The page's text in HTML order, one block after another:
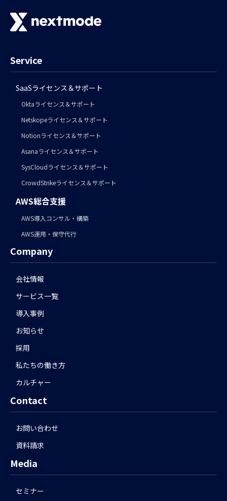
Service
SaaSライセンス＆サポート
Oktaライセンス＆サポート
Netskopeライセンス＆サポート
Notionライセンス＆サポート
Asanaライセンス＆サポート
SysCloudライセンス＆サポート
CrowdStrikeライセンス＆サポート
AWS総合支援
AWS導入コンサル・構築
AWS運用・保守代行
Company
会社情報
サービス一覧
導入事例
お知らせ
採用
私たちの働き方
カルチャー
Contact
お問い合わせ
資料請求
Media
セミナー